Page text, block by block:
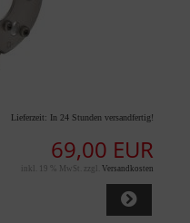
Lieferzeit: In 24 Stunden versandfertig!
69,00 EUR
inkl. 19 % MwSt. zzgl. Versandkosten